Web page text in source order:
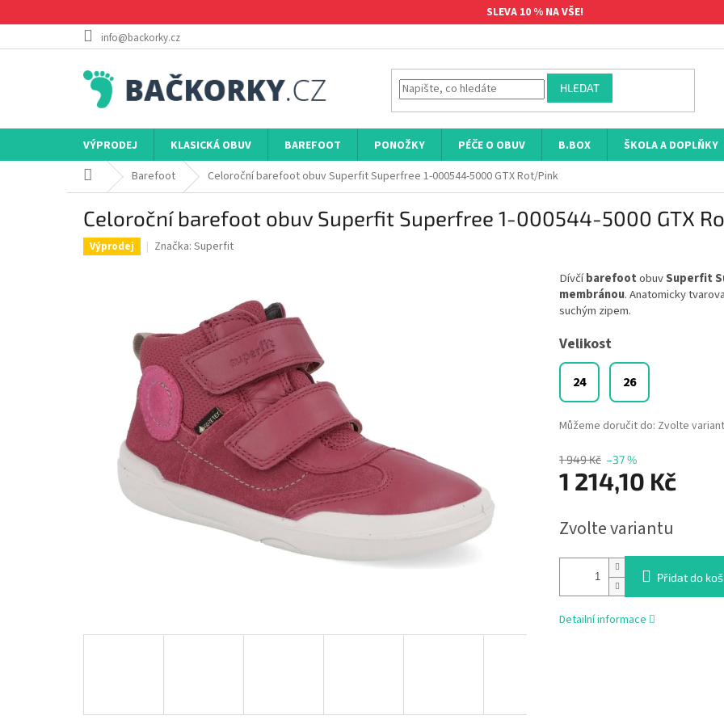
na
SLEVA 10 % NA VŠE!
info@backorky.cz
HLEDAT
VÝPRODEJ KLASICKÁ OBUV BAREFOOT PONOŽKY PÉČE O OBUV B.BOX ŠKOLA A DOPLŇKY
Domů Barefoot Celoroční barefoot obuv Superfit Superfree 1-000544-5000 GTX Rot/Pink
Celoroční barefoot obuv Superfit Superfree 1-000544-5000 GTX
Výprodej Značka: Superfit
1 949 Kč –37 %
1 214,10 Kč
cena:
Zvolte variantu
Velikost
24 26
Můžeme doručit do: Zvolte
Přidat do
DívčíbarefootobuvSuperfit
membránou. Anatomicky
suchým zipem.
Detailní informace